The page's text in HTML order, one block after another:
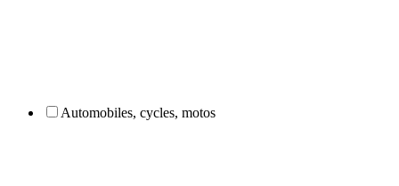
Automobiles, cycles, motos